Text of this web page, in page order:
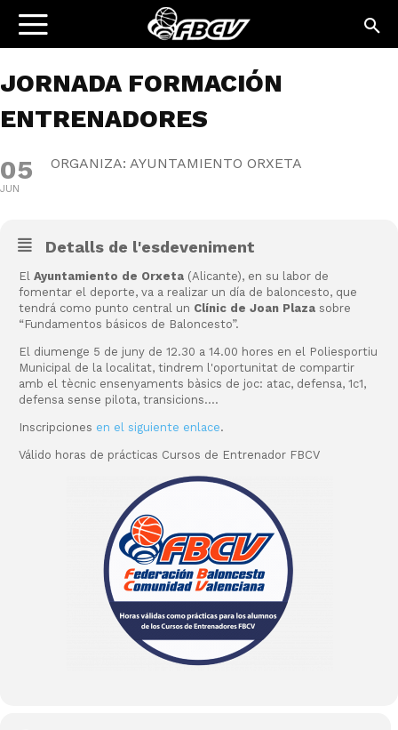
JORNADA FORMACIÓN
ENTRENADORES
05
JUN
ORGANIZA: AYUNTAMIENTO ORXETA
Detalls de l'esdeveniment
El Ayuntamiento de Orxeta (Alicante), en su labor de
fomentar el deporte, va a realizar un día de baloncesto, que
tendrá como punto central un Clínic de Joan Plaza sobre
“Fundamentos básicos de Baloncesto”.
El diumenge 5 de juny de 12.30 a 14.00 hores en el Poliesportiu
Municipal de la localitat, tindrem l'oportunitat de compartir
amb el tècnic ensenyaments bàsics de joc: atac, defensa, 1c1,
defensa sense pilota, transicions….
Inscripciones en el siguiente enlace.
Válido horas de prácticas Cursos de Entrenador FBCV